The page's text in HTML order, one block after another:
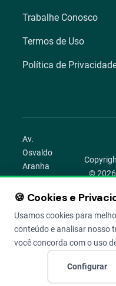
Trabalhe Conosco
Termos de Uso
Política de
Av.
Osvaldo
Aranha
1022 –
Bom
Porto
Alegre –
RS
© 2026
Todos
direitos
🍪 Cookies e
Usamos cookies para
conteúdo e analisar nosso
você concorda com o uso
Configurar